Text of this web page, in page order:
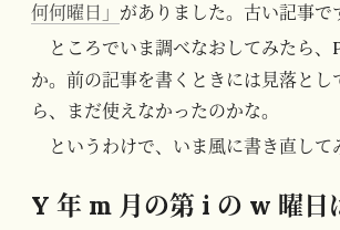
何何曜日」 がありました。古い記事で
ところでいま調べなおしてみたら、
か。前の記事を書くときには見落と
ら、まだ使えなかったのかな。
というわけで、いま風に書き直して
Y 年 m 月の第 i の w 曜日